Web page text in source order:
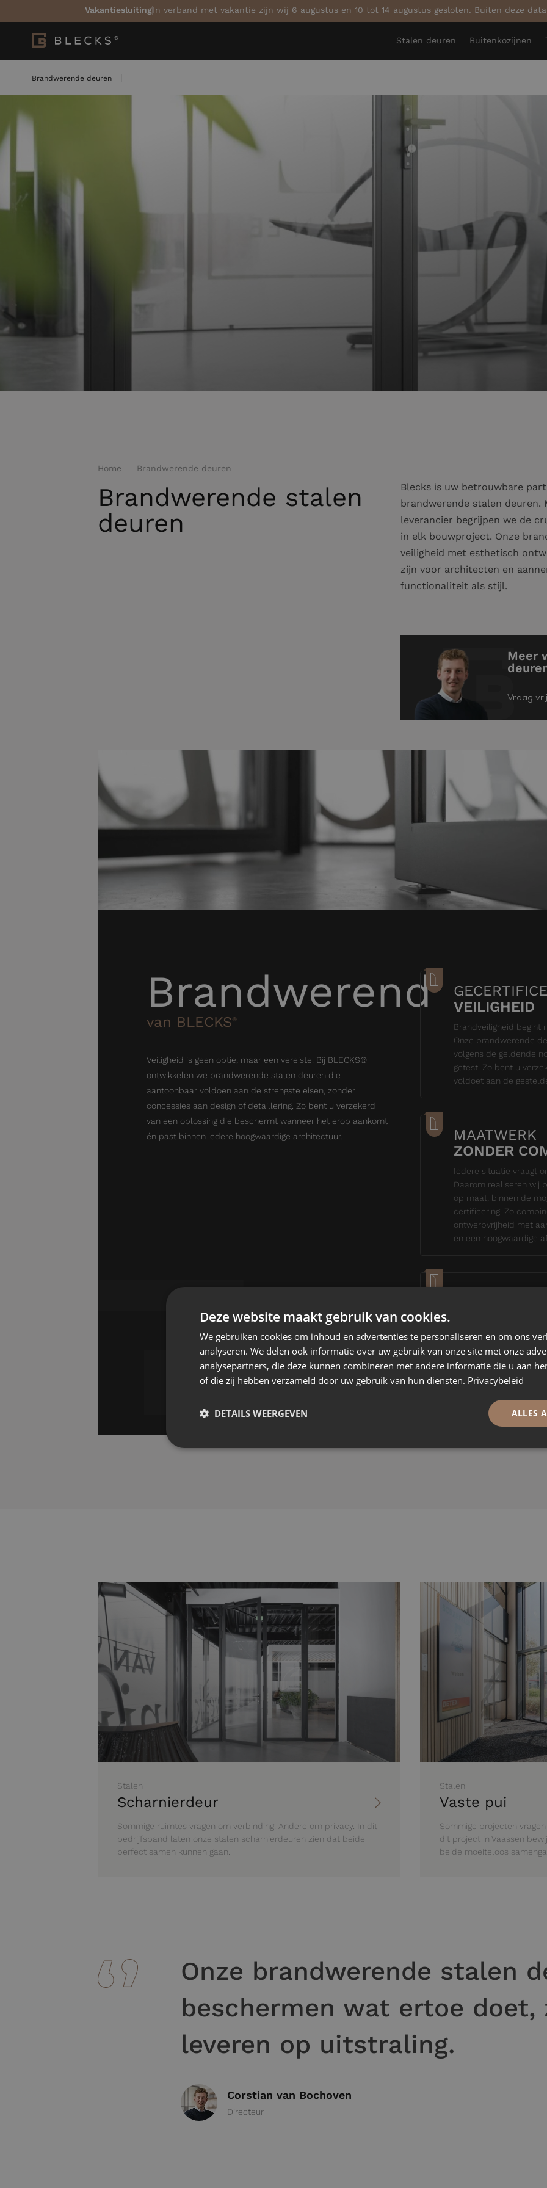
VakantiesluitingIn verband met vakantie zijn wij 6 augustus en 10 tot 14 augustus gesloten. Buiten deze
Stalen deuren Buitenkozijnen
Brandwerende deuren
Home Brandwerende deuren
Brandwerende stalen
deuren
Blecks is uw betrouwbare
brandwerende stalen deuren.
leverancier begrijpen we de
in elk bouwproject. Onze
veiligheid met esthetisch
zijn voor architecten en
functionaliteit als stijl.
Meer
Vraag
Brandwerend
van BLECKS®
Veiligheid is geen optie, maar een vereiste. Bij BLECKS®
ontwikkelen we brandwerende stalen deuren die
aantoonbaar voldoen aan de strengste eisen, zonder
concessies aan design of detaillering. Zo bent u verzekerd
van een oplossing die beschermt wanneer het erop aankomt
én past binnen iedere hoogwaardige architectuur.
VEILIGHEID
Brandveiligheid begint
Onze brandwerende
volgens de geldende
getest. Zo bent u
voldoet aan de
MAATWERK
ZONDER
Iedere situatie vraagt
Daarom realiseren wij
op maat, binnen de
certificering. Zo
ontwerpvrijheid met
en een hoogwaardige
VAN ADVIES
advies en detaillering
Eén aanspreekpunt,
waarop u kunt
Stalen
Scharnierdeur
Sommige ruimtes vragen om verbinding. Andere om privacy. In dit
bedrijfspand laten onze stalen scharnierdeuren zien dat beide
perfect samen kunnen gaan.
Stalen
Vaste pui
Sommige projecten
dit project in Vaassen
beide moeiteloos
Onze brandwerende stalen
beschermen wat ertoe doet,
leveren op uitstraling.
Corstian van Bochoven
Directeur
Deze website maakt gebruik van cookies.
We gebruiken cookies om inhoud en advertenties te personaliseren en om ons
analyseren. We delen ook informatie over uw gebruik van onze site met onze
analysepartners, die deze kunnen combineren met andere informatie die u aan
of die zij hebben verzameld door uw gebruik van hun diensten. Privacybeleid
ALLES
DETAILS WEERGEVEN